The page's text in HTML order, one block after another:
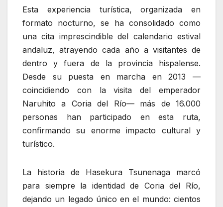
Esta experiencia turística, organizada en
formato nocturno, se ha consolidado como
una cita imprescindible del calendario estival
andaluz, atrayendo cada año a visitantes de
dentro y fuera de la provincia hispalense.
Desde su puesta en marcha en 2013 —
coincidiendo con la visita del emperador
Naruhito a Coria del Río— más de 16.000
personas han participado en esta ruta,
confirmando su enorme impacto cultural y
turístico.
La historia de Hasekura Tsunenaga marcó
para siempre la identidad de Coria del Río,
dejando un legado único en el mundo: cientos